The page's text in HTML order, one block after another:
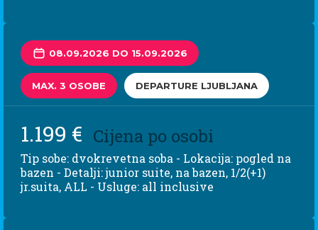
08.09.2026 DO 15.09.2026
MAX. 3 OSOBE DEPARTURE LJUBLJANA
1.199 € Cijena po osobi
Tip sobe: dvokrevetna soba - Lokacija: pogled na
bazen - Detalji: junior suite, na bazen, 1/2(+1)
jr.suita, ALL - Usluge: all inclusive